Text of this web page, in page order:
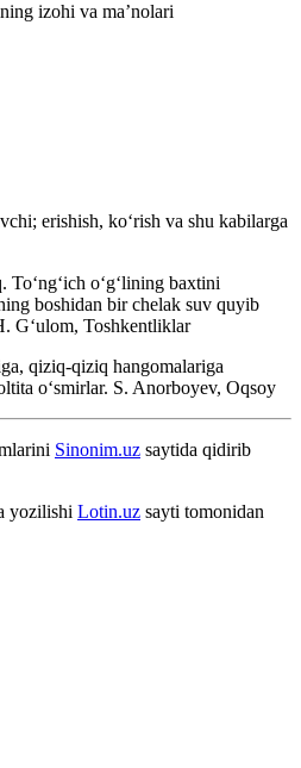
izohi va ma’nolari
erishish, koʻrish va shu kabilarga
oʻgʻlining baxtini
boshidan bir chelak suv quyib
Gʻulom, Toshkentliklar
qiziq-qiziq hangomalariga
oʻsmirlar. S. Anorboyev, Oqsoy
Sinonim.uz saytida qidirib
yozilishi Lotin.uz sayti tomonidan